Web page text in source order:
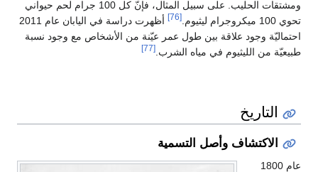
ومشتقات الحليب. على سبيل المثال، فإنّ كل 100 جرام لحم حيواني
تحوي 100 ميكروجرام ليثيوم.
[76]
أظهرت دراسة في اليابان عام 2011
احتماليّة وجود علاقة بين طول عمر عيّنة من الأشخاص مع وجود نسبة
طبيعيّة من الليثيوم في مياه الشرب. [77]
التاريخ
الاكتشاف وأصل التسمية
عام 1800